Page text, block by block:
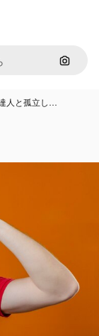
画像で
人と孤立し…